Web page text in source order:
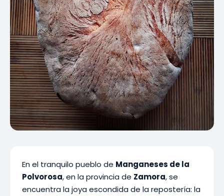
En el tranquilo pueblo de Manganeses de la
Polvorosa, en la provincia de Zamora, se
encuentra la joya escondida de la repostería: la